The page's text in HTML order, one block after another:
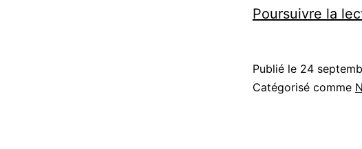
Poursuivre la
Publié le 24
Catégorisé comme